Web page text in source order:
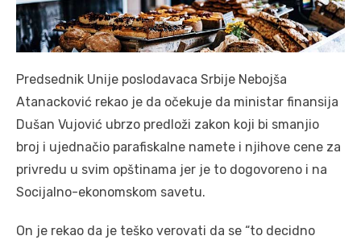
Predsednik Unije poslodavaca Srbije Nebojša
Atanacković rekao je da očekuje da ministar finansija
Dušan Vujović ubrzo predloži zakon koji bi smanjio
broj i ujednačio parafiskalne namete i njihove cene za
privredu u svim opštinama jer je to dogovoreno i na
Socijalno-ekonomskom savetu.
On je rekao da je teško verovati da se “to decidno